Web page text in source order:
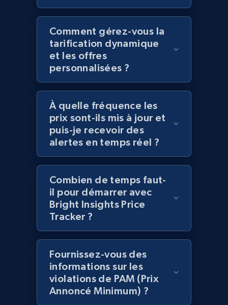
Amazon products global dataset - Collects
products by specific category URL
Title, Seller name, Brand, Description, Initial
price, Currency, Availability, Reviews count, and
2.1K+ 375+ Commencer
Amazon products global dataset -
Collecting products by keyword search
Title, Seller name, Brand, Description, Initial
price, Currency, Availability, Reviews count, and
more.
2.1K+ 375+ Commencer
Comment gérez-vous la
tarification dynamique
et les offres
personnalisées ?
À quelle fréquence les
prix sont-ils mis à jour et
puis-je recevoir des
alertes en temps réel ?
Combien de temps faut-
il pour démarrer avec
Bright Insights Price
Tracker ?
Fournissez-vous des
informations sur les
violations de PAM (Prix
Annoncé Minimum) ?